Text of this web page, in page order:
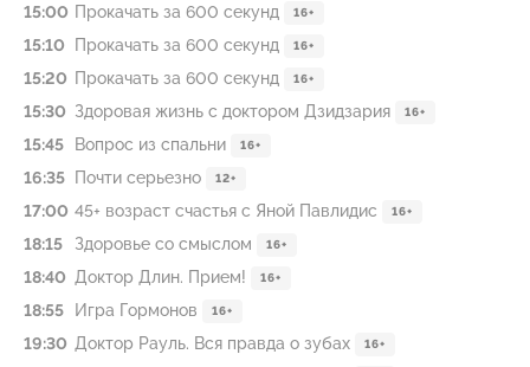
15:00 Прокачать за 600 секунд 16+
15:10 Прокачать за 600 секунд 16+
15:20 Прокачать за 600 секунд 16+
15:30 Здоровая жизнь с доктором Дзидзария 16+
15:45 Вопрос из спальни 16+
16:35 Почти серьезно 12+
17:00 45+ возраст счастья с Яной Павлидис 16+
18:15 Здоровье со смыслом 16+
18:40 Доктор Длин. Прием! 16+
18:55 Игра Гормонов 16+
19:30 Доктор Рауль. Вся правда о зубах 16+